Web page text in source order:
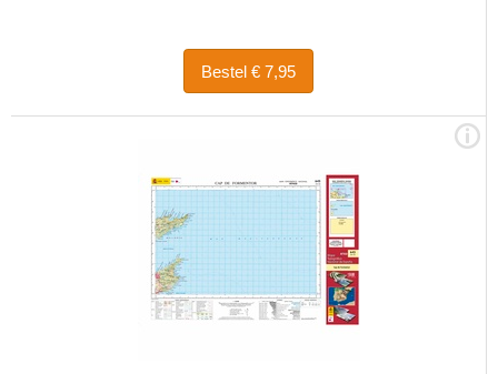
Bestel € 7,95